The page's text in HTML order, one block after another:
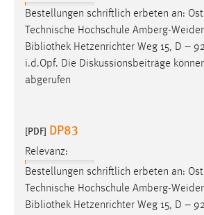
Bestellungen schriftlich erbeten an:
Technische Hochschule Amberg-
Bibliothek Hetzenrichter Weg 15, D –
i.d.Opf. Die Diskussionsbeiträge
abgerufen
[PDF] DP83
Relevanz:
Bestellungen schriftlich erbeten an:
Technische Hochschule Amberg-
Bibliothek Hetzenrichter Weg 15, D –